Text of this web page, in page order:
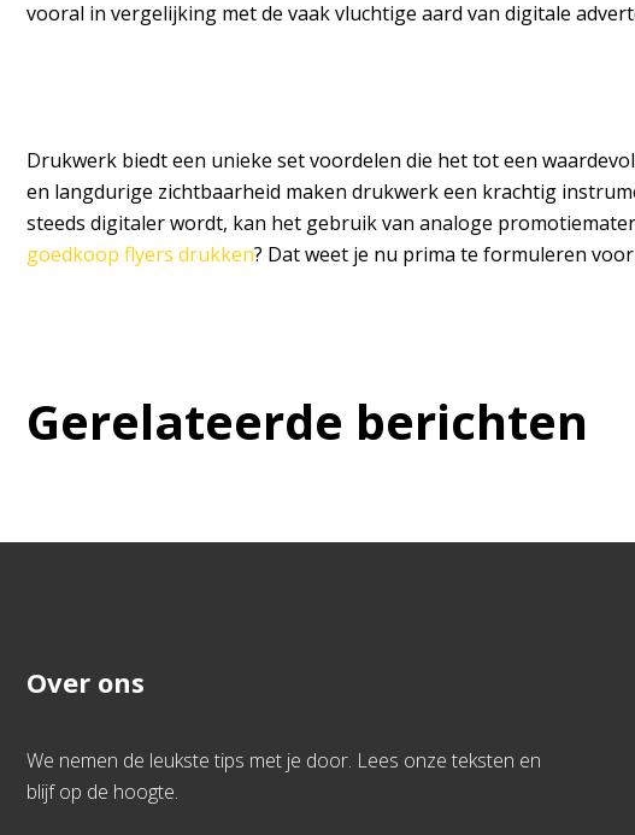
vooral in vergelijking met de vaak vluchtige aard van digitale
Drukwerk biedt een unieke set voordelen die het tot een
en langdurige zichtbaarheid maken drukwerk een krachtig
steeds digitaler wordt, kan het gebruik van analoge
goedkoop flyers drukken? Dat weet je nu prima te formuleren
Gerelateerde berichten
Over ons
We nemen de leukste tips met je door. Lees onze teksten en
blijf op de hoogte.